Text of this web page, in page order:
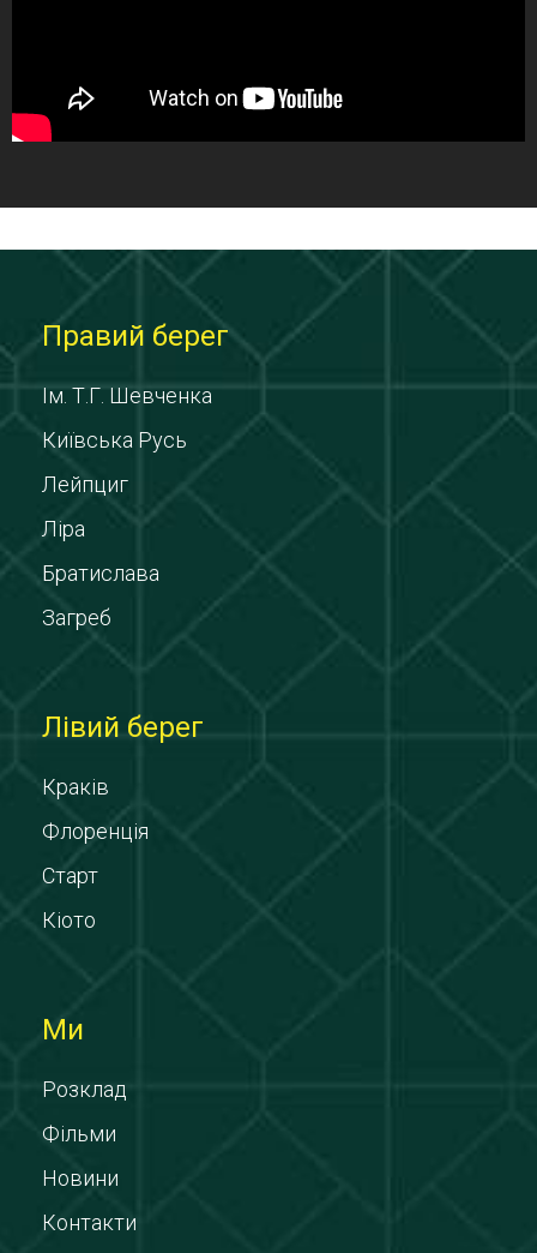
Правий берег
Ім. Т.Г. Шевченка
Київська Русь
Лейпциг
Ліра
Братислава
Загреб
Лівий берег
Краків
Флоренція
Старт
Кіото
Ми
Розклад
Фільми
Новини
Контакти